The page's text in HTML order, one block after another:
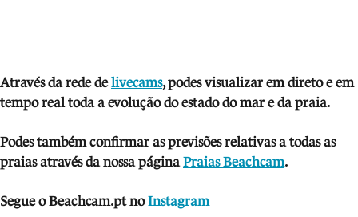
Através da rede delivecams, podes visualizar em direto e em
tempo real toda a evolução do estado do mar e da praia.
Podes também confirmar as previsões relativas a todas as
praias através da nossa páginaPraias Beachcam.
Segue o Beachcam.pt no Instagram